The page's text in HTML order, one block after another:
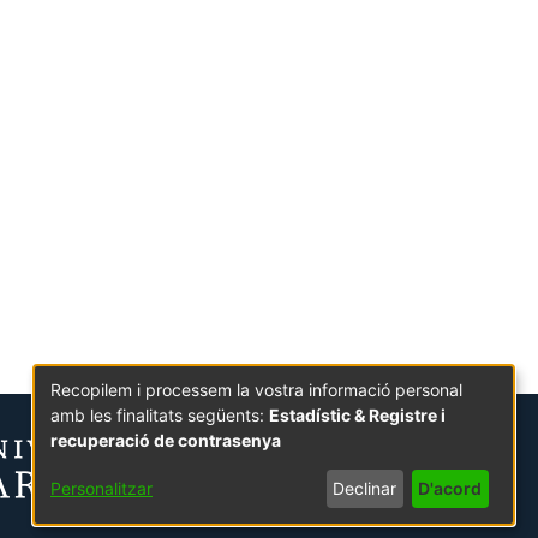
Recopilem i processem la vostra informació personal
amb les finalitats següents: Estadístic & Registre i
recuperació de contrasenya
Personalitzar Declinar D'acord